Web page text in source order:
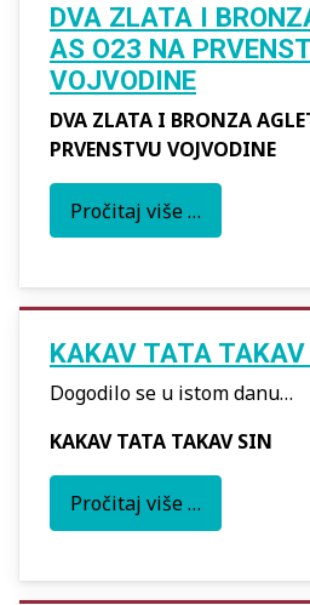
DVA ZLATA I
AS O23 NA
VOJVODINE
DVA ZLATA I BRONZA
PRVENSTVU VOJVODINE
Pročitaj više …
KAKAV TATA
Dogodilo se u istom danu…
KAKAV TATA TAKAV SIN
Pročitaj više …